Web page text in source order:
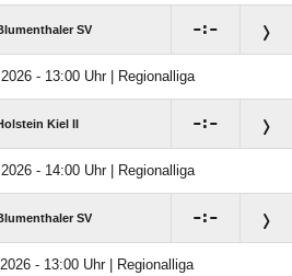
SV :
- 13:00 Uhr | Regionalliga
Kiel II :
- 14:00 Uhr | Regionalliga
SV :
- 13:00 Uhr | Regionalliga